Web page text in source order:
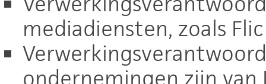
mediadiensten, zoals
ondernemingen zijn